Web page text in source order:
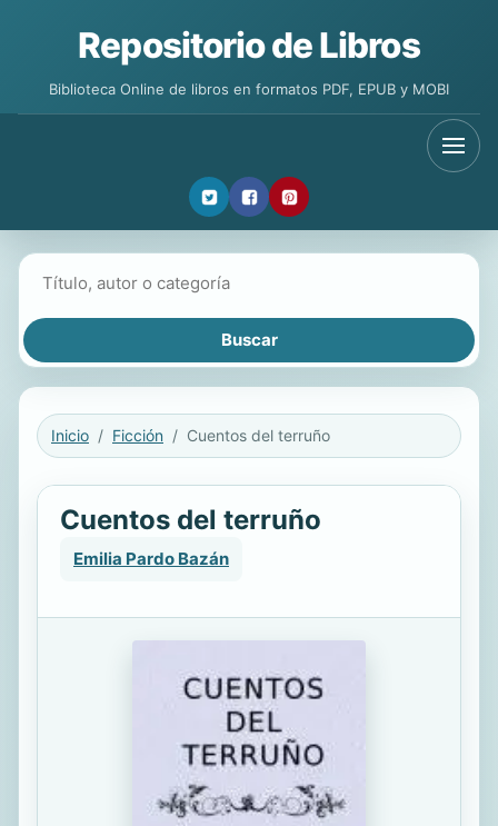
Repositorio de Libros
Biblioteca Online de libros en formatos PDF, EPUB y MOBI
Inicio Ficción Cuentos del terruño
Cuentos del terruño
Emilia Pardo Bazán